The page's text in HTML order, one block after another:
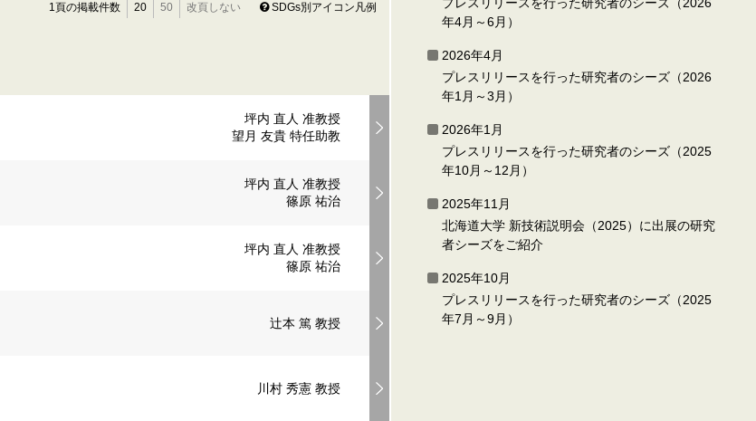
1頁の掲載件数 20 50 改頁しない SDGs別アイコン凡例
坪内 直人 准教授
望月 友貴 特任助教
坪内 直人 准教授
篠原 祐治
坪内 直人 准教授
篠原 祐治
辻本 篤 教授
川村 秀憲 教授
年4月～6月）
2026年4月
プレスリリースを行った研究者のシーズ（2026
年1月～3月）
2026年1月
プレスリリースを行った研究者のシーズ（2025
年10月～12月）
2025年11月
北海道大学 新技術説明会（2025）に出展の研究
者シーズをご紹介
2025年10月
プレスリリースを行った研究者のシーズ（2025
年7月～9月）